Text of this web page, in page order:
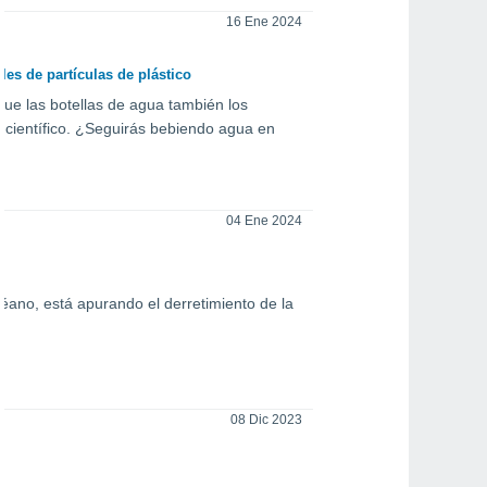
16 Ene 2024
de partículas de plástico
las botellas de agua también los
¿Seguirás bebiendo agua en
04 Ene 2024
está apurando el derretimiento de la
08 Dic 2023